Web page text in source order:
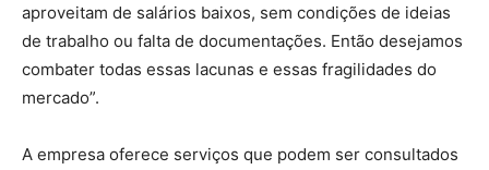
aproveitam de salários baixos, sem condições de ideias
de trabalho ou falta de documentações. Então desejamos
combater todas essas lacunas e essas fragilidades do
mercado”.
A empresa oferece serviços que podem ser consultados